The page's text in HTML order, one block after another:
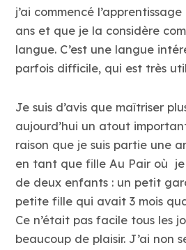
j’ai commencé
ans et que je la considère
langue. C’est une langue
parfois difficile, qui est très
Je suis d’avis que maîtriser
aujourd’hui un atout
raison que je suis partie une
en tant que fille Au Pair où je
de deux enfants : un petit
petite fille qui avait 3 mois
Ce n’était pas facile tous les
beaucoup de plaisir. J’ai non